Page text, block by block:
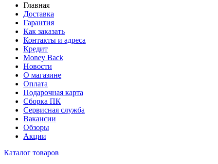
Главная
Доставка
Гарантия
Как заказать
Контакты и адреса
Кредит
Money Back
Новости
О магазине
Оплата
Подарочная карта
Сборка ПК
Сервисная служба
Вакансии
Обзоры
Акции
Каталог товаров